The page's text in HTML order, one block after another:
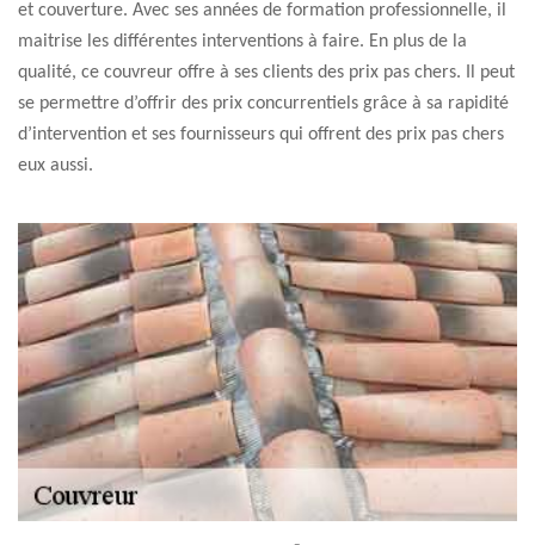
et couverture. Avec ses années de formation professionnelle, il
maitrise les différentes interventions à faire. En plus de la
qualité, ce couvreur offre à ses clients des prix pas chers. Il peut
se permettre d’offrir des prix concurrentiels grâce à sa rapidité
d’intervention et ses fournisseurs qui offrent des prix pas chers
eux aussi.